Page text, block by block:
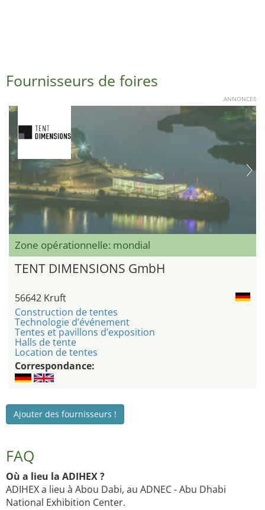
Fournisseurs de foires
ANNONCES
Zone opérationnelle: mondial
TENT DIMENSIONS GmbH
56642 Kruft
Construction de tentes
Technologie d’événement
Tentes et pavillons d’exposition
Halls de tente
Location de tentes
Correspondance:
Ajouter des fournisseurs !
FAQ
Où a lieu la ADIHEX ?
ADIHEX a lieu à Abou Dabi, au ADNEC - Abu Dhabi
National Exhibition Center.